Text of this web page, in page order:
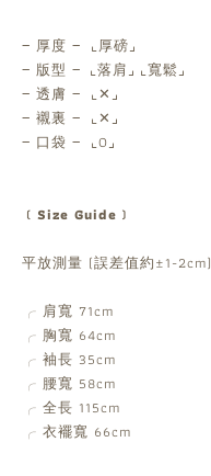
‒ 厚度 ‒ ⌞厚磅⌟
‒ 版型 ‒ ⌞落肩⌟ ⌞寬鬆⌟
‒ 透膚 ‒ ⌞✕⌟
‒ 襯裏 ‒ ⌞✕⌟
‒ 口袋 ‒ ⌞O⌟
﹝Size Guide﹞
平放測量 (誤差值約±1-2cm)
╭ 肩寬 71cm
╭ 胸寬 64cm
╭ 袖長 35cm
╭ 腰寬 58cm
╭ 全長 115cm
╭ 衣襬寬 66cm